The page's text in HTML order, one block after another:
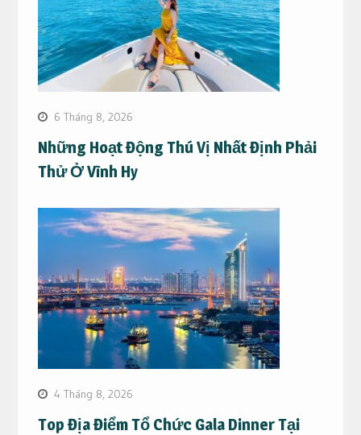
6 Tháng 8, 2026
Những Hoạt Động Thú Vị Nhất Định Phải
Thử Ở Vĩnh Hy
4 Tháng 8, 2026
Top Địa Điểm Tổ Chức Gala Dinner Tại